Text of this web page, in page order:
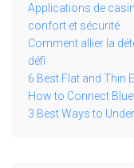
Applications de
confort et sécurité
Comment allier la
défi
6 Best Flat and Thin
How to Connect
3 Best Ways to